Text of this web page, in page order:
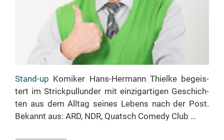
Stand-up Ko­mi­ker Hans-Her­­mann Thiel­ke be­geis­
tert im Strick­pul­lun­der mit ein­zig­ar­ti­gen Ge­schich­
ten aus dem All­tag sei­nes Le­bens nach der Post.
Be­kannt aus: ARD, NDR, Quatsch Co­me­dy Club …